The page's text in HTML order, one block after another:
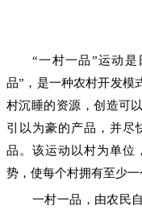
“一村一品”运动是
品”，是一种农村开发模
村沉睡的资源，创造可
引以为豪的产品，并尽
品。该运动以村为单位
势，使每个村拥有至少一
一村一品，由农民